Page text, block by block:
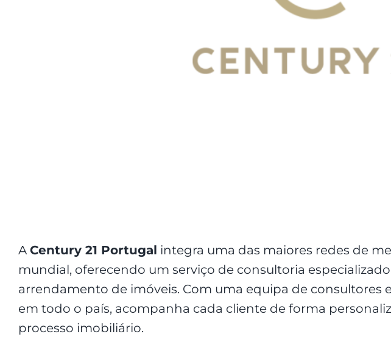
A Century 21 Portugal integra uma das maiores redes de
mundial, oferecendo um serviço de consultoria
arrendamento de imóveis. Com uma equipa de consultores
em todo o país, acompanha cada cliente de forma
processo imobiliário.